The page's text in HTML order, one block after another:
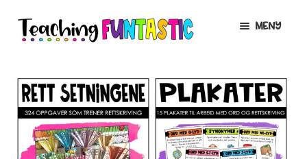
Hopp
til
Hopp
til
MENY
UNDERMENY
MIN KONTO
GRATIS
UTVID
UNDERMENY